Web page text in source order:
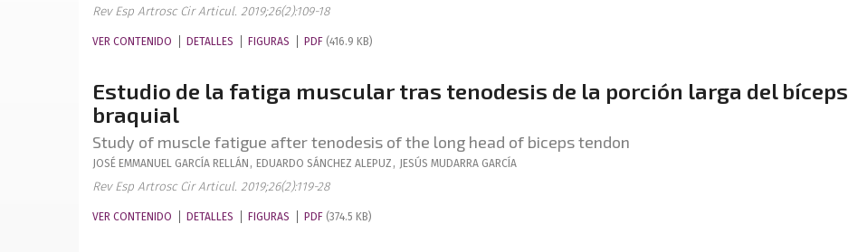
Rev Esp Artrosc Cir Articul. 2019;26(2):109-18
VER CONTENIDO DETALLES FIGURAS PDF (416.9 KB)
Estudio de la fatiga muscular tras tenodesis de la porción larga del bíceps
braquial
Study of muscle fatigue after tenodesis of the long head of biceps tendon
JOSÉ EMMANUEL GARCÍA RELLÁN , EDUARDO SÁNCHEZ ALEPUZ , JESÚS MUDARRA GARCÍA
Rev Esp Artrosc Cir Articul. 2019;26(2):119-28
VER CONTENIDO DETALLES FIGURAS PDF (374.5 KB)